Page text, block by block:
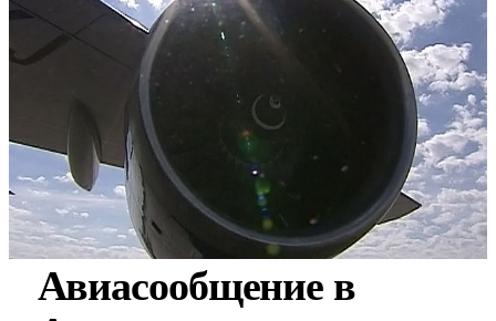
Авиасообщение в